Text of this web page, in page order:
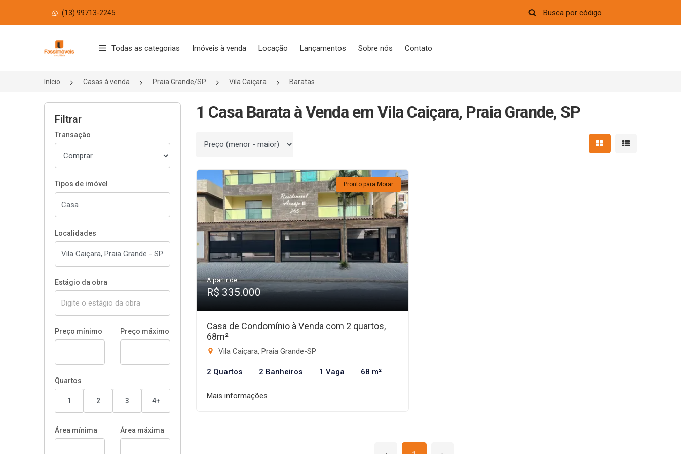
(13) 99713-2245
Página inicial
Todas as categorias Imóveis à venda Locação Lançamentos Sobre nós Contato
Início Casas à venda Praia Grande/SP Vila Caiçara Baratas
Filtrar
Transação
Tipos de imóvel
Localidades
Estágio da obra
Preço mínimo Preço máximo
Quartos
1 2 3 4+
Área mínima Área máxima
1 Casa Barata à Venda em Vila Caiçara, Praia Grande, SP
Ordenar por Mostrar resultados em
Mostrar
Pronto para Morar
A partir de:
R$ 335.000
Casa de Condomínio à Venda com 2 quartos,
68m²
Vila Caiçara, Praia Grande-SP
2 Quartos 2 Banheiros 1 Vaga 68 m²
Mais informações